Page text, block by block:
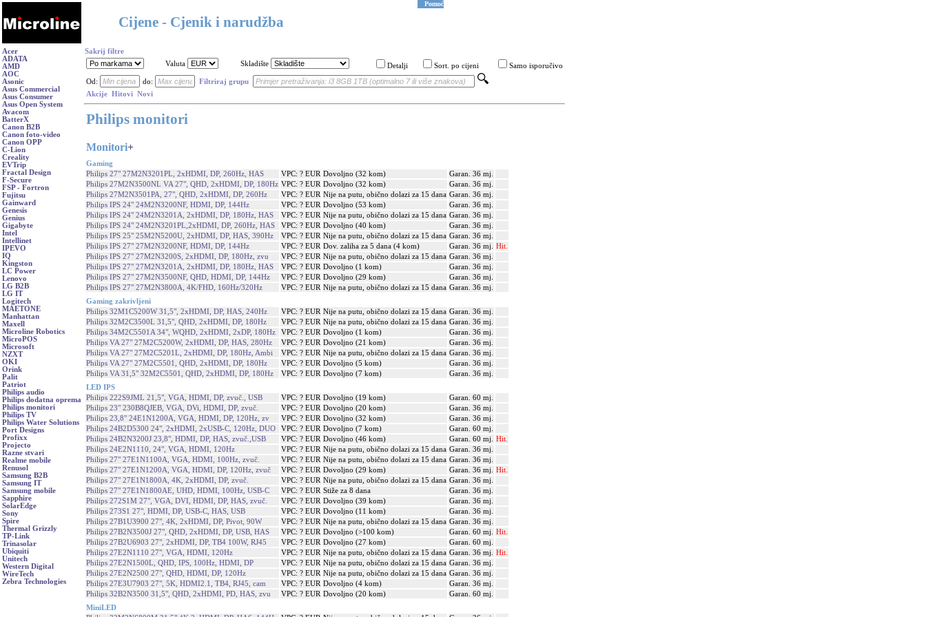
Cijene - Cjenik i narudžba
Pomoć
Acer
ADATA
AMD
AOC
Asonic
Asus Commercial
Asus Consumer
Asus Open System
Avacom
BatterX
Canon B2B
Canon foto-video
Canon OPP
C-Lion
Creality
EVTrip
Fractal Design
F-Secure
FSP - Fortron
Fujitsu
Gainward
Genesis
Genius
Gigabyte
Intel
Intellinet
IPEVO
IQ
Kingston
LC Power
Lenovo
LG B2B
LG IT
Logitech
MAETONE
Manhattan
Maxell
Microline Robotics
MicroPOS
Microsoft
NZXT
OKI
Orink
Palit
Patriot
Philips audio
Philips dodatna oprema
Philips monitori
Philips TV
Philips Water Solutions
Port Designs
Profixx
Projecto
Razne stvari
Realme mobile
Renusol
Samsung B2B
Samsung IT
Samsung mobile
Sapphire
SolarEdge
Sony
Spire
Thermal Grizzly
TP-Link
Trinasolar
Ubiquiti
Unitech
Western Digital
WireTech
Zebra Technologies
Sakrij filtre
Valuta
Skladište Detalji Sort. po cijeni Samo isporučivo
Od: do:
Filtriraj grupu
Akcije Hitovi Novi
Philips monitori
Monitori+
Gaming
Philips 27" 27M2N3201PL, 2xHDMI, DP, 260Hz, HAS
VPC: ? EUR Dovoljno (32 kom)
Garan. 36 mj.
Philips 27M2N3500NL VA 27", QHD, 2xHDMI, DP, 180Hz VPC: ? EUR Dovoljno (32 kom)
Garan. 36 mj.
Philips 27M2N3501PA, 27", QHD, 2xHDMI, DP, 260Hz
VPC: ? EUR Nije na putu, obično dolazi za 15 dana Garan. 36 mj.
Philips IPS 24" 24M2N3200NF, HDMI, DP, 144Hz
VPC: ? EUR Dovoljno (53 kom)
Garan. 36 mj.
Philips IPS 24" 24M2N3201A, 2xHDMI, DP, 180Hz, HAS
VPC: ? EUR Nije na putu, obično dolazi za 15 dana Garan. 36 mj.
Philips IPS 24" 24M2N3201PL,2xHDMI, DP, 260Hz, HAS
VPC: ? EUR Dovoljno (40 kom)
Garan. 36 mj.
Philips IPS 25" 25M2N5200U, 2xHDMI, DP, HAS, 390Hz
VPC: ? EUR Nije na putu, obično dolazi za 15 dana Garan. 36 mj.
Philips IPS 27" 27M2N3200NF, HDMI, DP, 144Hz
VPC: ? EUR Dov. zaliha za 5 dana (4 kom) Garan. 36 mj.
Hit.
Philips IPS 27" 27M2N3200S, 2xHDMI, DP, 180Hz, zvu
VPC: ? EUR Nije na putu, obično dolazi za 15 dana Garan. 36 mj.
Philips IPS 27" 27M2N3201A, 2xHDMI, DP, 180Hz, HAS
VPC: ? EUR Dovoljno (1 kom)
Garan. 36 mj.
Philips IPS 27" 27M2N3500NF, QHD, HDMI, DP, 144Hz
VPC: ? EUR Dovoljno (29 kom)
Garan. 36 mj.
Philips IPS 27" 27M2N3800A, 4K/FHD, 160Hz/320Hz
VPC: ? EUR Nije na putu, obično dolazi za 15 dana Garan. 36 mj.
Gaming zakrivljeni
Philips 32M1C5200W 31,5", 2xHDMI, DP, HAS, 240Hz
VPC: ? EUR Nije na putu, obično dolazi za 15 dana Garan. 36 mj.
Philips 32M2C3500L 31,5", QHD, 2xHDMI, DP, 180Hz
VPC: ? EUR Nije na putu, obično dolazi za 15 dana Garan. 36 mj.
Philips 34M2C5501A 34", WQHD, 2xHDMI, 2xDP, 180Hz
VPC: ? EUR Dovoljno (1 kom)
Garan. 36 mj.
Philips VA 27" 27M2C5200W, 2xHDMI, DP, HAS, 280Hz
VPC: ? EUR Dovoljno (21 kom)
Garan. 36 mj.
Philips VA 27" 27M2C5201L, 2xHDMI, DP, 180Hz, Ambi
VPC: ? EUR Nije na putu, obično dolazi za 15 dana Garan. 36 mj.
Philips VA 27" 27M2C5501, QHD, 2xHDMI, DP, 180Hz
VPC: ? EUR Dovoljno (5 kom)
Garan. 36 mj.
Philips VA 31,5" 32M2C5501, QHD, 2xHDMI, DP, 180Hz
VPC: ? EUR Dovoljno (7 kom)
Garan. 36 mj.
LED IPS
Philips 222S9JML 21,5", VGA, HDMI, DP, zvuč., USB
VPC: ? EUR Dovoljno (19 kom)
Garan. 60 mj.
Philips 23" 230B8QJEB, VGA, DVi, HDMI, DP, zvuč.
VPC: ? EUR Dovoljno (20 kom)
Garan. 36 mj.
Philips 23,8" 24E1N1200A, VGA, HDMI, DP, 120Hz, zv
VPC: ? EUR Dovoljno (32 kom)
Garan. 36 mj.
Philips 24B2D5300 24", 2xHDMI, 2xUSB-C, 120Hz, DUO
VPC: ? EUR Dovoljno (7 kom)
Garan. 60 mj.
Philips 24B2N3200J 23,8", HDMI, DP, HAS, zvuč.,USB
VPC: ? EUR Dovoljno (46 kom) Garan. 60 mj.
Hit.
Philips 24E2N1110, 24", VGA, HDMI, 120Hz
VPC: ? EUR Nije na putu, obično dolazi za 15 dana Garan. 36 mj.
Philips 27" 27E1N1100A, VGA, HDMI, 100Hz, zvuč.
VPC: ? EUR Nije na putu, obično dolazi za 15 dana Garan. 36 mj.
Philips 27" 27E1N1200A, VGA, HDMI, DP, 120Hz, zvuč
VPC: ? EUR Dovoljno (29 kom) Garan. 36 mj.
Hit.
Philips 27" 27E1N1800A, 4K, 2xHDMI, DP, zvuč.
VPC: ? EUR Nije na putu, obično dolazi za 15 dana Garan. 36 mj.
Philips 27" 27E1N1800AE, UHD, HDMI, 100Hz, USB-C
VPC: ? EUR Stiže za 8 dana
Garan. 36 mj.
Philips 272S1M 27", VGA, DVI, HDMI, DP, HAS, zvuč.
VPC: ? EUR Dovoljno (39 kom)
Garan. 36 mj.
Philips 273S1 27", HDMI, DP, USB-C, HAS, USB
VPC: ? EUR Dovoljno (11 kom)
Garan. 36 mj.
Philips 27B1U3900 27", 4K, 2xHDMI, DP, Pivot, 90W
VPC: ? EUR Nije na putu, obično dolazi za 15 dana Garan. 36 mj.
Philips 27B2N3500J 27", QHD, 2xHDMI, DP, USB, HAS
VPC: ? EUR Dovoljno (>100 kom) Garan. 60 mj.
Hit.
Philips 27B2U6903 27", 2xHDMI, DP, TB4 100W, RJ45
VPC: ? EUR Dovoljno (27 kom)
Garan. 60 mj.
Philips 27E2N1110 27", VGA, HDMI, 120Hz
VPC: ? EUR Nije na putu, obično dolazi za 15 dana Garan. 36 mj.
Hit.
Philips 27E2N1500L, QHD, IPS, 100Hz, HDMI, DP
VPC: ? EUR Nije na putu, obično dolazi za 15 dana Garan. 36 mj.
Philips 27E2N2500 27", QHD, HDMI, DP, 120Hz
VPC: ? EUR Nije na putu, obično dolazi za 15 dana Garan. 36 mj.
Philips 27E3U7903 27", 5K, HDMI2.1, TB4, RJ45, cam
VPC: ? EUR Dovoljno (4 kom)
Garan. 36 mj.
Philips 32B2N3500 31,5", QHD, 2xHDMI, PD, HAS, zvu
VPC: ? EUR Dovoljno (20 kom)
Garan. 60 mj.
MiniLED